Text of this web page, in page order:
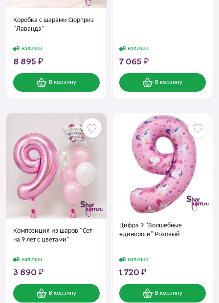
Коробка с шарами Сюрприз
"Лаванда"
В наличии
8 895 ₽
В корзину
В наличии
7 065 ₽
В корзину
Композиция из шаров "Сет
на 9 лет с цветами"
В наличии
3 890 ₽
В корзину
Цифра 9 "Волшебные
единороги" Розовый
В наличии
1 720 ₽
В корзину